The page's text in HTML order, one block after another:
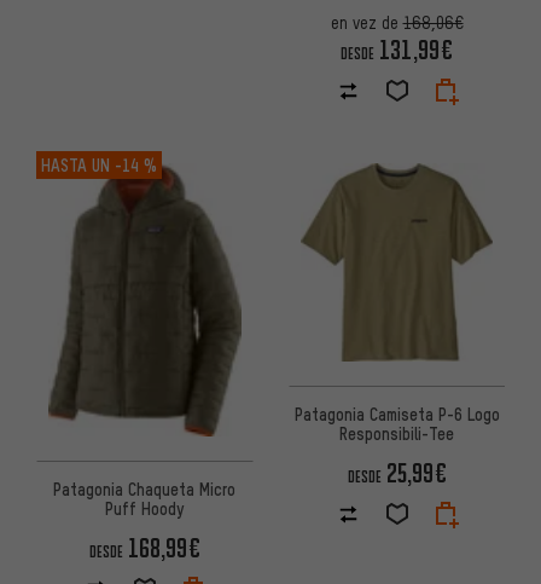
en vez de168,06€
DESDE 131,99€
HASTA UN -14 %
Patagonia Chaqueta Micro
Puff Hoody
DESDE 168,99€
Patagonia Camiseta P-6 Logo
Responsibili-Tee
DESDE 25,99€